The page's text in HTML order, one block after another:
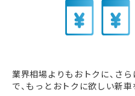
業界相場よりもおトクに、さ
で、もっとおトクに欲しい新車